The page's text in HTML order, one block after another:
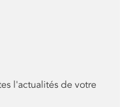
l'actualités de votre